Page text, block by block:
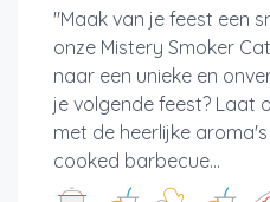
"Maak van je feest een
onze Mistery Smoker
naar een unieke en
je volgende feest? Laat
met de heerlijke
cooked barbecue...